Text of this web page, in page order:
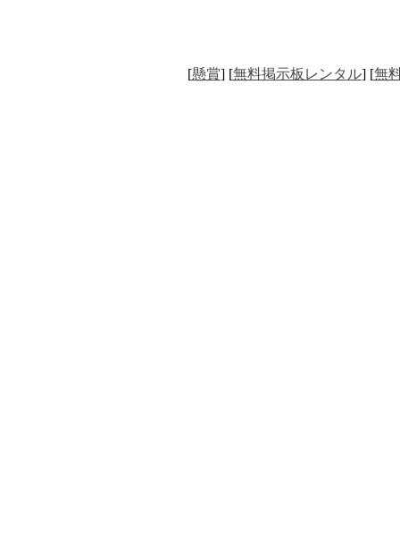
[懸賞] [無料掲示板レンタル] [無